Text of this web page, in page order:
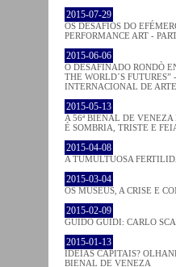
2015-07-29
OS DESAFIOS DO
PERFORMANCE ART -
2015-06-06
O DESAFINADO RONDÒ
THE WORLD´S FUTURES”
INTERNACIONAL DE
2015-05-13
A 56ª BIENAL DE
É SOMBRIA, TRISTE E
2015-04-08
A TUMULTUOSA
2015-03-04
OS MUSEUS, A CRISE E
2015-02-09
GUIDO GUIDI: CARLO
2015-01-13
IDEIAS CAPITAIS?
BIENAL DE VENEZA